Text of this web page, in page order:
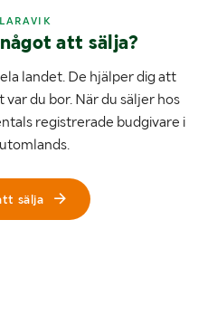
att sälja?
landet. De hjälper dig att
du bor. När du säljer hos
registrerade budgivare i
sälja